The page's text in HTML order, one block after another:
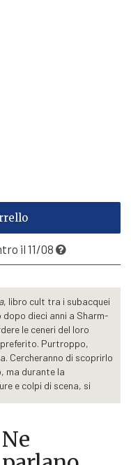
il 11/08
, libro cult tra i subacquei
dieci anni a Sharm-
le ceneri del loro
preferito. Purtroppo,
Cercheranno di scoprirlo
ma durante la
e colpi di scena, si
altri, di cosa sono
così a navigare
anche attraverso le
irripetibile, un gruppo di
Ne